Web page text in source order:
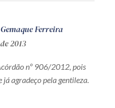
Ferreira
2013
nº 906/2012, pois
já agradeço pela gentileza.